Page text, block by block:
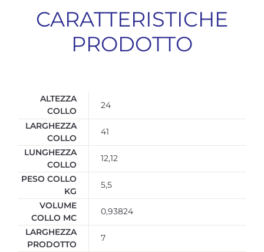
CARATTERISTICHE
PRODOTTO
ALTEZZA
COLLO
24
LARGHEZZA
COLLO
41
LUNGHEZZA
COLLO
12,12
PESO COLLO
KG
5,5
VOLUME
COLLO MC
0,93824
LARGHEZZA
PRODOTTO
7